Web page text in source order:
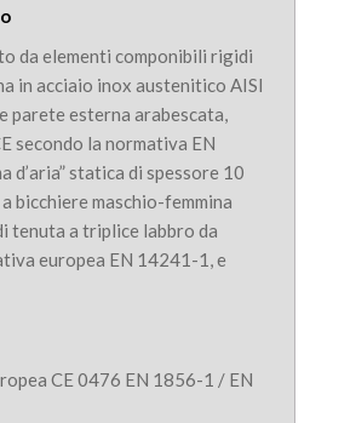
da elementi componibili rigidi
in acciaio inox austenitico AISI
parete esterna arabescata,
secondo la normativa EN
d’aria” statica di spessore 10
bicchiere maschio-femmina
tenuta a triplice labbro da
europea EN 14241-1, e
CE 0476 EN 1856-1 / EN